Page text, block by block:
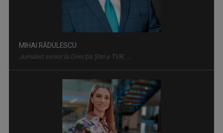
GARANTAT 100%
„Salutare, salutare la toată lumea!”, spune, ...
MIHAI RĂDULESCU
Jurnalist senior la Direcţia Ştiri a TVR, ...